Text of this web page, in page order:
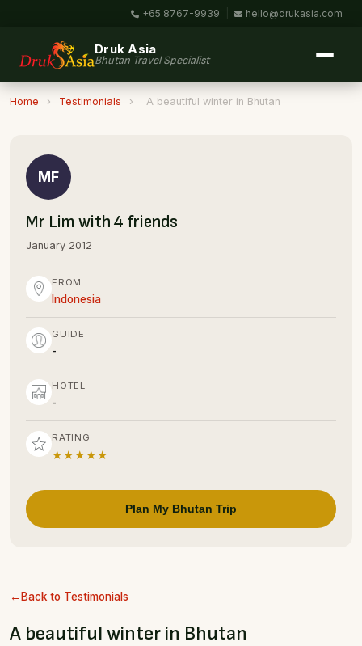
+65 8767-9939 hello@drukasia.com
Druk Asia
Bhutan Travel Specialist
Home › Testimonials › A beautiful winter in Bhutan
Back to Testimonials
A beautiful winter in Bhutan
MF
Mr Lim with 4 friends
January 2012
FROM
Indonesia
GUIDE
-
HOTEL
-
RATING
★★★★★
Plan My Bhutan Trip